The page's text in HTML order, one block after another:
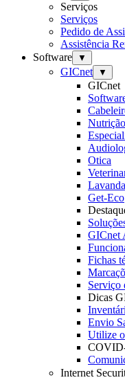
Serviços
Serviços
Pedido de
Assistência
Software
▼
GICnet ▼
GICnet
Nutrição
Otica
Get-Eco
GICnet
Fichas
Serviço
Dicas
Envio
Utilize o
Internet